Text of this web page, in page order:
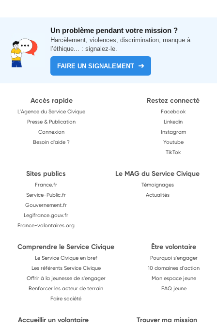
Un problème pendant votre mission ?
Harcèlement, violences, discrimination, manque à
l’éthique... : signalez-le.
FAIRE UN SIGNALEMENT
Accès rapide
L'Agence du Service Civique
Presse & Publication
Connexion
Besoin d'aide ?
Restez connecté
Facebook
Linkedin
Instagram
Youtube
TikTok
Sites publics
France.fr
Service-Public.fr
Gouvernement.fr
Legifrance.gouv.fr
France-volontaires.org
Le MAG du Service Civique
Témoignages
Actualités
Comprendre le Service Civique
Le Service Civique en bref
Les référents Service Civique
Offrir à la jeunesse de s'engager
Renforcer les acteur de terrain
Faire société
Être volontaire
Pourquoi s'engager
10 domaines d'action
Mon espace jeune
FAQ jeune
Accueillir un volontaire Trouver ma mission